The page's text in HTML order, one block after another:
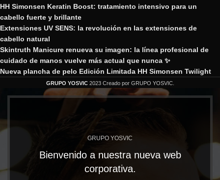
HH Simonsen Keratin Boost: tratamiento intensivo para un
cabello fuerte y brillante
Extensiones UV SENS: la revolución en las extensiones de
cabello natural
Skintruth Manicure renueva su imagen: la línea profesional de
cuidado de manos vuelve más actual que nunca ✨
Nueva plancha de pelo Edición Limitada HH Simonsen Twilight
GRUPO YOSVIC 2023 Creado por GRUPO YOSVIC.
GRUPO YOSVIC
Bienvenido a nuestra nueva web
corporativa.